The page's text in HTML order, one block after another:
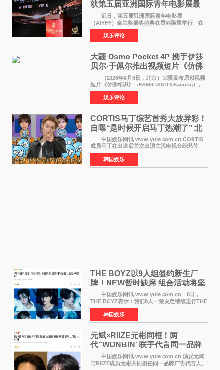
获第五届亚洲国际青年电影展最
佳剧本改编奖
近日，第五届亚洲国际青年电影展
（AIYFF）金兰奖颁奖盛典在香港隆重举行。在
这场汇聚数百位海内外电影人、文化界人士及媒
体代表的亚洲青年影视盛会上，香港本土电影
《香港一夜》（Dawn in Ho
娱乐评论
大疆 Osmo Pocket 4P 携手伊莎
贝尔·于佩尔推出视频短片《仿佛
相识》
（2026年8月6日，北京）大疆发布原创视频
短片《仿佛相识》（FAMILIARIT&Eacute;）。
视频短片由戛纳国际电影节最佳女演员伊莎贝尔·
于佩尔（Isabelle Huppert）主演，全程使用大
疆首款双主摄口
娱乐评论
CORTIS马丁综艺首秀大放异彩！
自曝“是时候开启马丁热潮了” 北
美巡演火热进行中
中国娱乐网讯 www yule com cn CORTIS
成员马丁在出道后首次出演主流电视台综艺节
目，展现了多才多艺的魅力。 马丁出演了5日
播出的MBC《Radio Star》Fashion与Passion
之间，I&lsquo;m
韩国娱乐
THE BOYZ以9人组签约新生厂
牌！NEW暂时缺席 组合活动将坚
定不移继续
中国娱乐网讯 www yule com cn 6日，
THE BOYZ表示：我们9人一致决定继续进行THE
BOYZ组合活动，并且已经完成了组合团体活动
签约。目前正在新生厂牌下进行活动准备。尚未
离开THE BOYZ原所
韩国娱乐
元斌×RIIZE元彬同框！两
代“WONBIN”联手代言同一品牌
颜值天花板合体
中国娱乐网讯 www yule com cn 演员元斌
与RIIZE成员元彬共同担任同一品牌广告代言人。